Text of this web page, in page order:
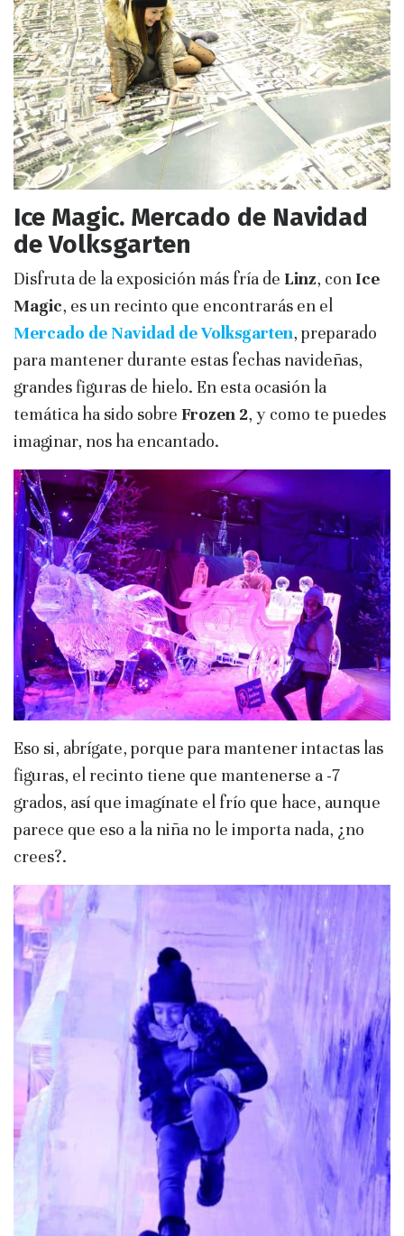
Ice Magic. Mercado de Navidad
de Volksgarten
Disfruta de la exposición más fría de Linz, con Ice
Magic, es un recinto que encontrarás en el
Mercado de Navidad de Volksgarten, preparado
para mantener durante estas fechas navideñas,
grandes figuras de hielo. En esta ocasión la
temática ha sido sobre Frozen 2, y como te puedes
imaginar, nos ha encantado.
Eso si, abrígate, porque para mantener intactas las
figuras, el recinto tiene que mantenerse a -7
grados, así que imagínate el frío que hace, aunque
parece que eso a la niña no le importa nada, ¿no
crees?.